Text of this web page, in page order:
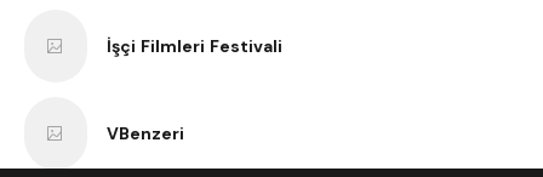
İşçi Filmleri Festivali
VBenzeri